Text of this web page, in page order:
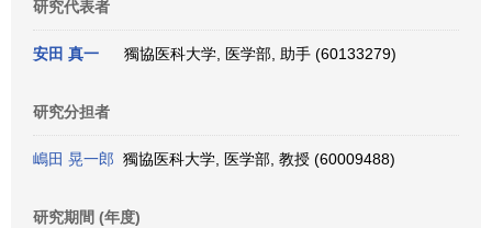
研究代表者
安田 真一 獨協医科大学, 医学部, 助手 (60133279)
研究分担者
嶋田 晃一郎 獨協医科大学, 医学部, 教授 (60009488)
研究期間 (年度)